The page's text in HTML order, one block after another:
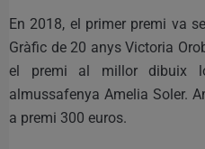
En 2018, el primer premi va
Gràfic de 20 anys Victoria
el premi al millor dibuix
almussafenya Amelia Soler.
a premi 300 euros.